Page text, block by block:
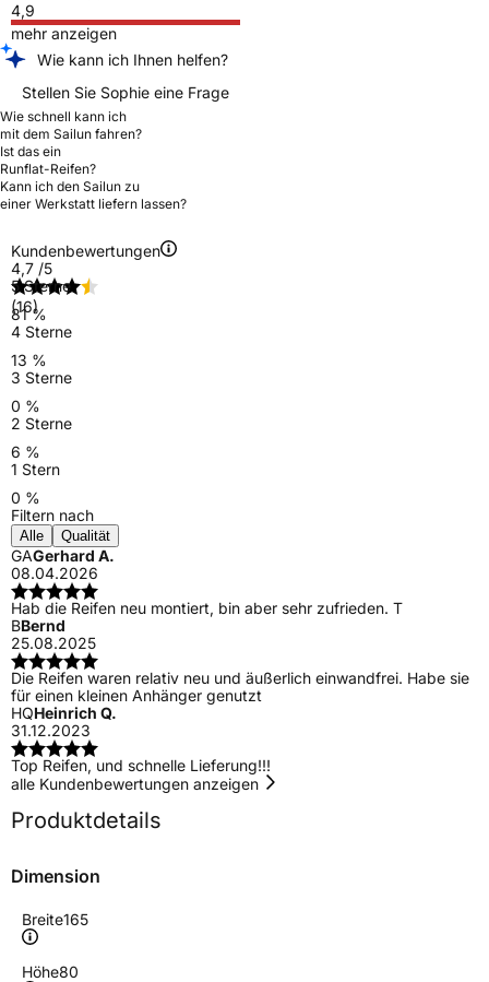
4,9
mehr anzeigen
Wie kann ich Ihnen helfen?
Stellen Sie Sophie eine Frage
Wie schnell kann ich
mit dem Sailun fahren?
Ist das ein
Runflat-Reifen?
Kann ich den Sailun zu
einer Werkstatt liefern lassen?
Kundenbewertungen
4,7 /5
(16)
5 Sterne
81 %
4 Sterne
13 %
3 Sterne
0 %
2 Sterne
6 %
1 Stern
0 %
Filtern nach
Alle Qualität
GAGerhard A.
08.04.2026
Hab die Reifen neu montiert, bin aber sehr zufrieden. T
BBernd
25.08.2025
Die Reifen waren relativ neu und äußerlich einwandfrei. Habe sie
für einen kleinen Anhänger genutzt
HQHeinrich Q.
31.12.2023
Top Reifen, und schnelle Lieferung!!!
alle Kundenbewertungen anzeigen
Produktdetails
Dimension
Breite165
Höhe80